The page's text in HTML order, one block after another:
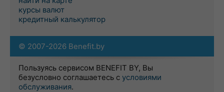
курсы валют
кредитный калькулятор
© 2007-2026 Benefit.by
Пользуясь сервисом BENEFIT BY, Вы
безусловно соглашаетесь с условиями
обслуживания.